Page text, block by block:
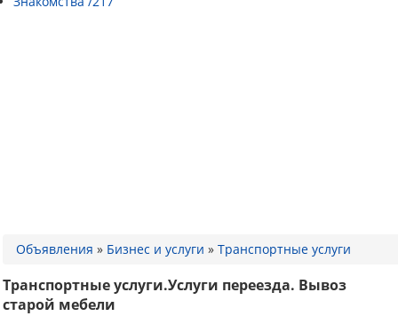
Объявления » Бизнес и услуги » Транспортные услуги
Транспортные услуги.Услуги переезда. Вывоз
старой мебели